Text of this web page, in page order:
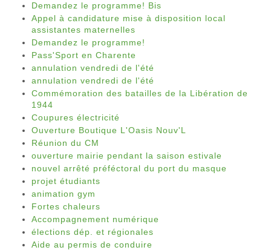
Demandez le programme! Bis
Appel à candidature mise à disposition local
assistantes maternelles
Demandez le programme!
Pass'Sport en Charente
annulation vendredi de l'été
annulation vendredi de l'été
Commémoration des batailles de la Libération de
1944
Coupures électricité
Ouverture Boutique L'Oasis Nouv'L
Réunion du CM
ouverture mairie pendant la saison estivale
nouvel arrêté préféctoral du port du masque
projet étudiants
animation gym
Fortes chaleurs
Accompagnement numérique
élections dép. et régionales
Aide au permis de conduire